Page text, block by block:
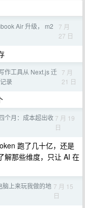
Air 升级， m2
7 月
27 日
作工具从 Next.js 迁
录
7 月
21 日
个月：成本超出收 7 月 19
日
跑了几十亿，还是
解那些维度，只让 AI 在
脑上来玩我做的地 7 月 15
日